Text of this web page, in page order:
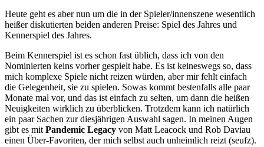
Heute geht es aber nun um die in der Spieler/innenszene wesentlich
heißer diskutierten beiden anderen Preise: Spiel des Jahres und
Kennerspiel des Jahres.
Beim Kennerspiel ist es schon fast üblich, dass ich von den
Nominierten keins vorher gespielt habe. Es ist keineswegs so, dass
mich komplexe Spiele nicht reizen würden, aber mir fehlt einfach
die Gelegenheit, sie zu spielen. Sowas kommt bestenfalls alle paar
Monate mal vor, und das ist einfach zu selten, um dann die heißen
Neuigkeiten wirklich zu überblicken. Trotzdem kann ich natürlich
ein paar Sachen zur diesjährigen Auswahl sagen. In meinen Augen
gibt es mit Pandemic Legacy von Matt Leacock und Rob Daviau
einen Über-Favoriten, der mich selbst auch unheimlich reizt (seufz).